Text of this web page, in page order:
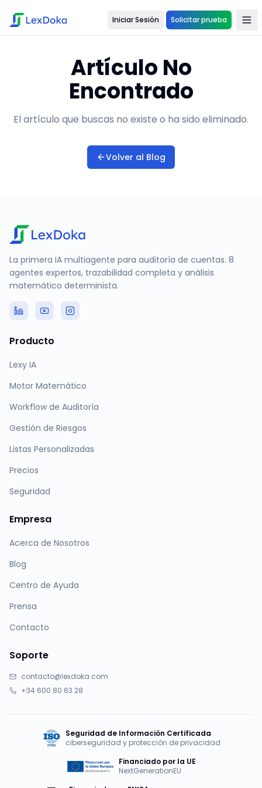
Iniciar Sesión Solicitar prueba
Artículo No
Encontrado
El artículo que buscas no existe o ha sido eliminado.
Volver al Blog
La primera IA multiagente para auditoría de cuentas. 8
agentes expertos, trazabilidad completa y análisis
matemático determinista.
Producto
Lexy IA
Motor Matemático
Workflow de Auditoría
Gestión de Riesgos
Listas Personalizadas
Precios
Seguridad
Empresa
Acerca de Nosotros
Blog
Centro de Ayuda
Prensa
Contacto
Soporte
contacto@lexdoka.com
+34 600 80 63 28
Seguridad de Información Certificada
ciberseguridad y protección de privacidad
Financiado por la UE
NextGenerationEU